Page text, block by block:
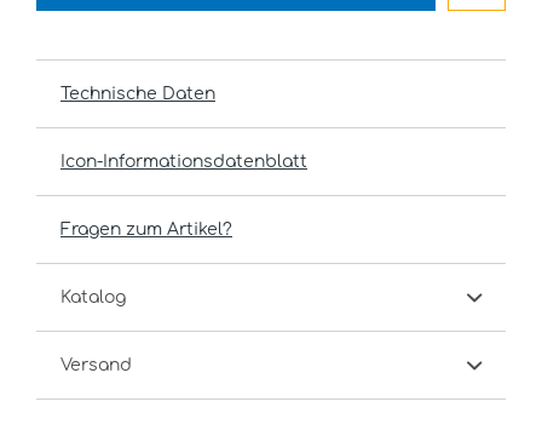
Technische Daten
Icon-Informationsdatenblatt
Fragen zum Artikel?
Katalog
Versand